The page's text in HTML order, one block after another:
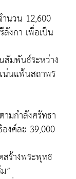
นวน 12,600
งกา เพื่อเป็น
สัมพันธ์ระหว่าง
น่นแฟ้นสถาพร
มกำลังศรัทธา
งค์ละ 39,000
ร้างพระพุทธ
”